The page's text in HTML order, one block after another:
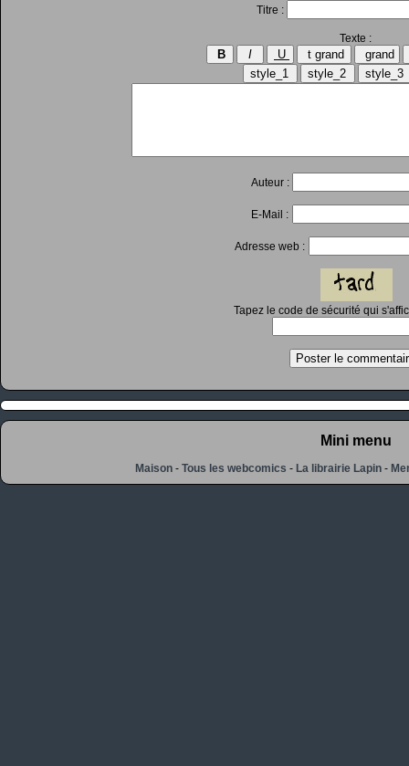
Titre :
Texte :
Auteur :
E-Mail :
Adresse web :
Tapez le code de sécurité qui
Mini menu
Maison -Tous les webcomics -La librairie Lapin -